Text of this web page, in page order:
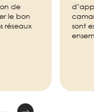
de
le bon
réseaux
sont